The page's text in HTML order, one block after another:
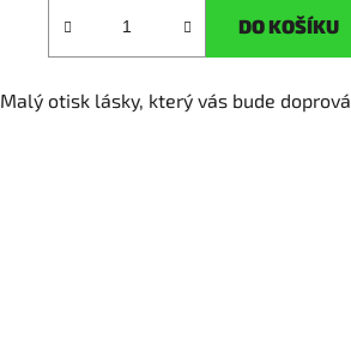
DO KOŠÍKU
Malý otisk lásky, který vás bude